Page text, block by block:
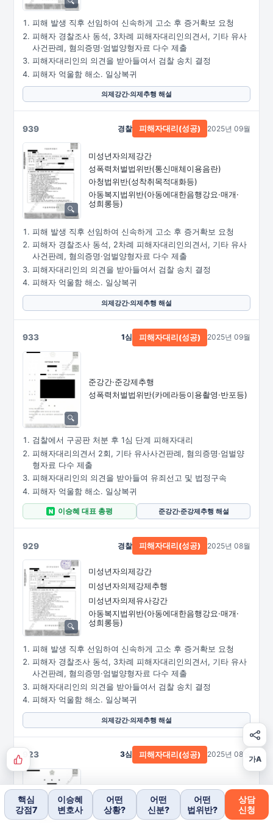
피해 발생 직후 선임하여 신속하게 고소 후 증거확보 요청
피해자 경찰조사 동석, 3차례 피해자대리인의견서, 기타 유사
사건판례, 혐의증명·엄벌양형자료 다수 제출
피해자대리인의 의견을 받아들여서 검찰 송치 결정
피해자 억울함 해소. 일상복귀
의제강간·의제추행 해설
939
미성년자의제강간
성폭력처벌법위반(통신매체이용음란)
아청법위반(성착취목적대화등)
아동복지법위반(아동에대한음행강요·매개·
성희롱등)
경찰 피해자대리(성공) 2025년 09월
피해 발생 직후 선임하여 신속하게 고소 후 증거확보 요청
피해자 경찰조사 동석, 2차례 피해자대리인의견서, 기타 유사
사건판례, 혐의증명·엄벌양형자료 다수 제출
피해자대리인의 의견을 받아들여서 검찰 송치 결정
피해자 억울함 해소. 일상복귀
의제강간·의제추행 해설
933
준강간·준강제추행
성폭력처벌법위반(카메라등이용촬영·반포등)
1심 피해자대리(성공) 2025년 09월
검찰에서 구공판 처분 후 1심 단계 피해자대리
피해자대리의견서 2회, 기타 유사사건판례, 혐의증명·엄벌양
형자료 다수 제출
피해자대리인의 의견을 받아들여 유죄선고 및 법정구속
피해자 억울함 해소. 일상복귀
N 이승혜 대표 총평 준강간·준강제추행 해설
929
미성년자의제강간
미성년자의제강제추행
미성년자의제유사강간
아동복지법위반(아동에대한음행강요·매개·
성희롱등)
경찰 피해자대리(성공) 2025년 08월
피해 발생 직후 선임하여 신속하게 고소 후 증거확보 요청
피해자 경찰조사 동석, 3차례 피해자대리인의견서, 기타 유사
사건판례, 혐의증명·엄벌양형자료 다수 제출
피해자대리인의 의견을 받아들여서 검찰 송치 결정
피해자 억울함 해소. 일상복귀
의제강간·의제추행 해설
923
준강간
3심 피해자대리(성공) 2025년 08월가A
핵심
강점7
이승혜
변호사
어떤
상황?
어떤
신분?
어떤
법위반?
상담
신청